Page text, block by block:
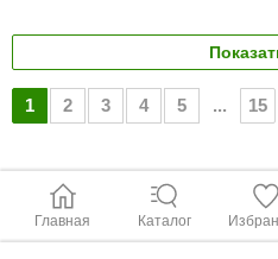
1 2 3 4 5 ... 15
Главная Каталог